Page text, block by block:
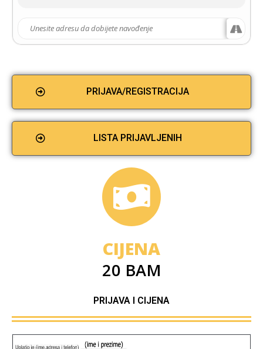
PRIJAVA/REGISTRACIJA
LISTA PRIJAVLJENIH
CIJENA
20 BAM
PRIJAVA I CIJENA